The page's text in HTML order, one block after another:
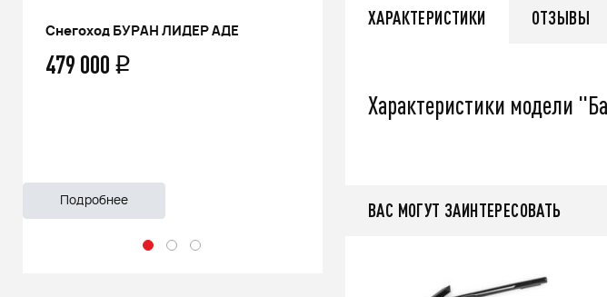
Снегоход БУРАН ЛИДЕР АДЕ
479 000 q
Подробнее Подробнее
ХАРАКТЕРИСТИКИ ОТЗЫВЫ
Характеристики модели
ВАС МОГУТ ЗАИНТЕРЕСОВАТЬ